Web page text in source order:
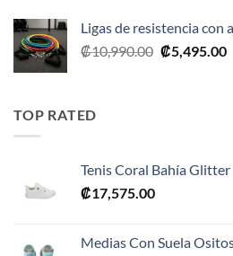
Ligas de resistencia con
₡10,990.00 El
₡5,495.00El
TOP RATED
Tenis Coral Bahía Glitter
₡17,575.00
Medias Con Suela